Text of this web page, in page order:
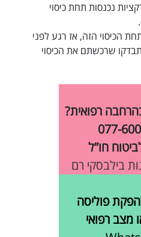
נכנסות תחת כיסוי
הכיסוי הזה, אז רגע לפני
שרכשתם את הכיסוי
רפואית?
077-
חו”ל
בילבסקי רם
פוליסה
מצב רפואי